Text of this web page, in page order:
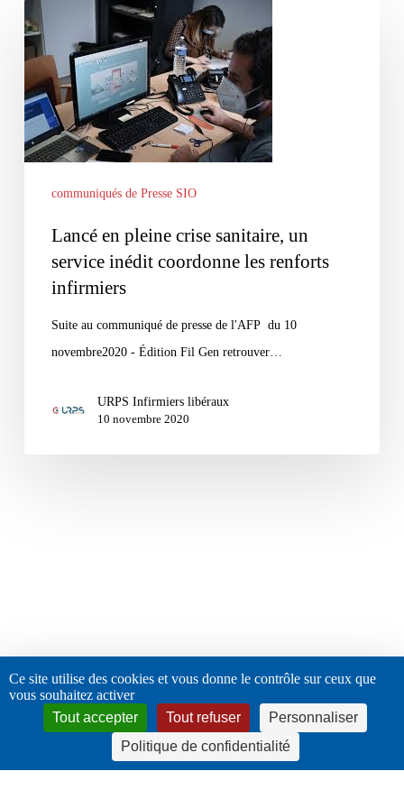
Lancé
en
pleine
crise
sanitaire,
un
inédit
coordonne
renforts
communiqués de Presse SIO
Lancé en pleine crise sanitaire, un
service inédit coordonne les renforts
infirmiers
Suite au communiqué de presse de l'AFP du 10
novembre2020 - Édition Fil Gen retrouver…
URPS Infirmiers libéraux
10 novembre 2020
twitter facebook linkedin instagram
Ce site utilise des cookies et vous donne le contrôle sur ceux que
vous souhaitez activer
Tout accepter
Tout refuser
Personnaliser
Politique de confidentialité